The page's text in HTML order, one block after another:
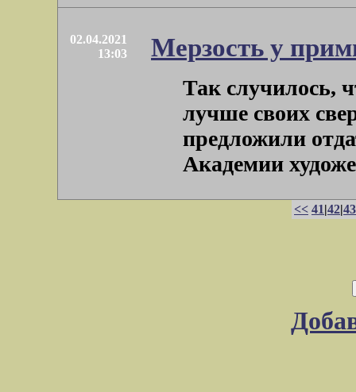
02.04.2021
13:03
Мерзость у
Так случилось,
лучше своих
предложили
Академии
<< 41|42|43